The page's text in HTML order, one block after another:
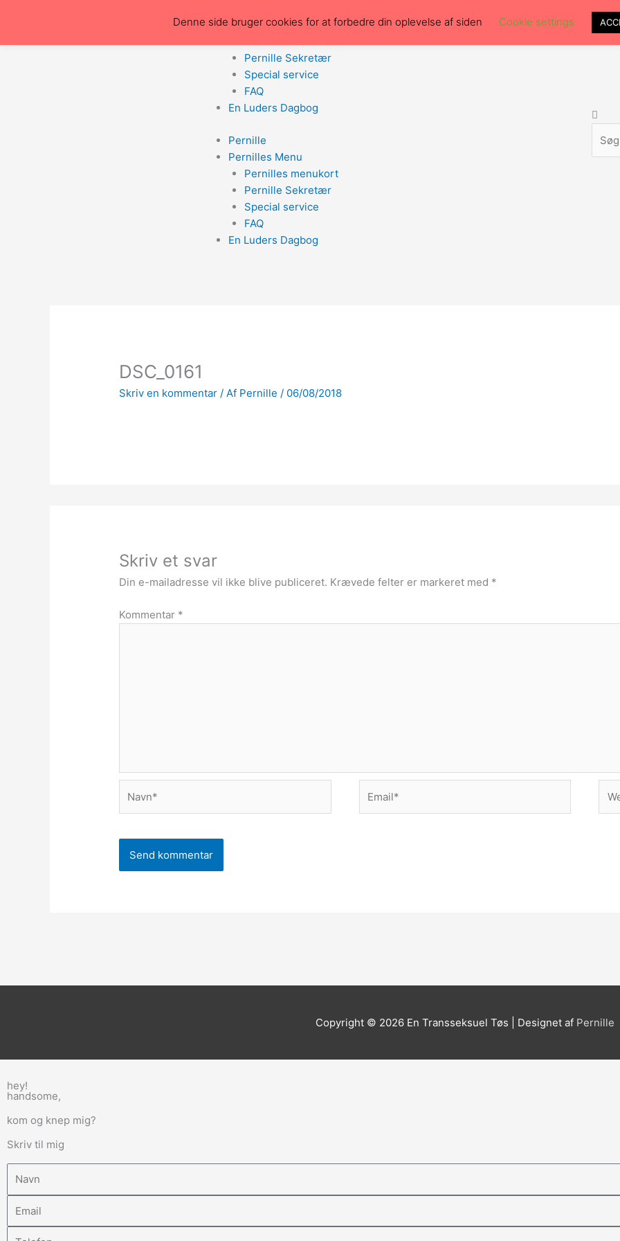
Pernilles Menu
Pernille Sekretær
Special service
FAQ
En Luders Dagbog
Pernille
Pernilles Menu
Pernilles menukort
Pernille Sekretær
Special service
FAQ
En Luders Dagbog
Søg
DSC_0161
Skriv en kommentar / Af Pernille/ 06/08/2018
Skriv et svar
Din e-mailadresse vil ikke blive publiceret. Krævede felter er markeret med *
Kommentar *
Copyright © 2026 En Transseksuel Tøs | Designet af Pernille
Denne side bruger cookies for at forbedre din oplevelse af siden Cookie settings
hey!
handsome,
kom og knep mig?
Skriv til mig